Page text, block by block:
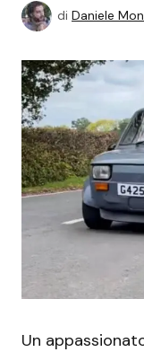
di Daniele
Un